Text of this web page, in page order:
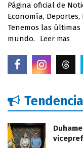
Página oficial de
Economía,
Tenemos las
mundo.
Leer mas
Tendencia